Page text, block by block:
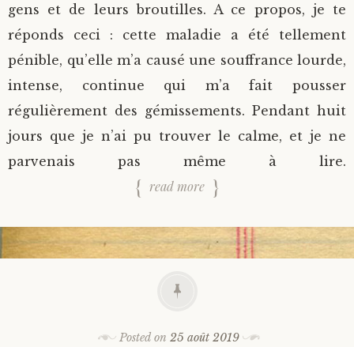
gens et de leurs broutilles. A ce propos, je te
réponds ceci : cette maladie a été tellement
pénible, qu’elle m’a causé une souffrance lourde,
intense, continue qui m’a fait pousser
régulièrement des gémissements. Pendant huit
jours que je n’ai pu trouver le calme, et je ne
parvenais pas même à lire.
read more
Posted on 25 août 2019